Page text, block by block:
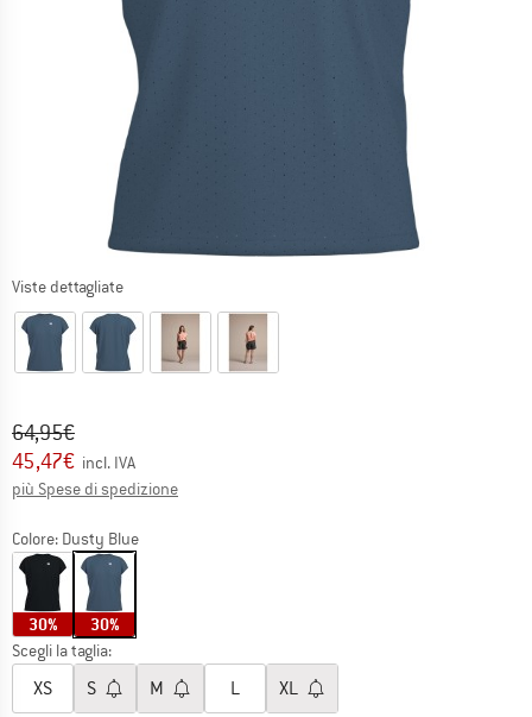
Viste dettagliate
Prezzo originale :
64,95€
Prezzo:
45,47€ incl. IVA
più Spese di spedizioneInformazioni sui costi di spedizione. Si apre in
Colore: Dusty Blue
30% 30%
Scegli la taglia:
XS S M L XL